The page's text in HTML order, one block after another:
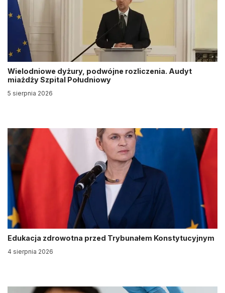
Wielodniowe dyżury, podwójne rozliczenia. Audyt
miażdży Szpital Południowy
5 sierpnia 2026
Edukacja zdrowotna przed Trybunałem Konstytucyjnym
4 sierpnia 2026